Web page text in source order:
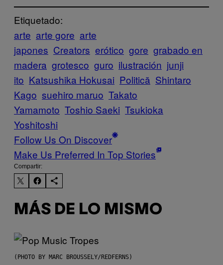
Etiquetado:
arte arte gore arte
japones Creators erótico gore grabado en
madera grotesco guro ilustración junji
ito Katsushika Hokusai Politică Shintaro
Kago suehiro maruo Takato
Yamamoto Toshio Saeki Tsukioka
Yoshitoshi
Follow Us On Discover
Make Us Preferred In Top Stories
Compartir:
MÁS DE LO MISMO
(PHOTO BY MARC BROUSSELY/REDFERNS)